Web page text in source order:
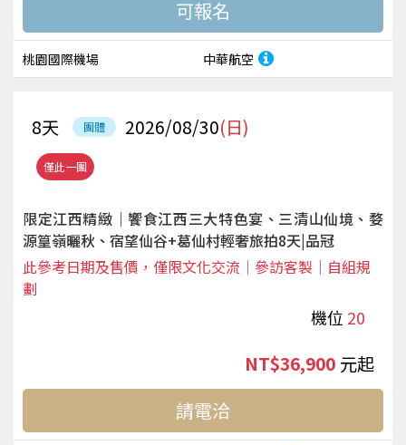
桃園國際機場 中華航空
僅此一團
團體 2026/08/30(日)
8天
限定江西精緻｜饗食江西三大特色宴、三清山仙境、婺
源篁嶺曬秋、宿望仙谷+葛仙村輕奢旅拍8天|品冠
機位 20
此參考日期及售價，僅限文化交流｜參訪客製｜自組規
劃
NT$36,900 起
請電洽